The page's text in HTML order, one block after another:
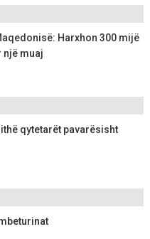
Harxhon 300 mijë
një muaj
qytetarët pavarësisht